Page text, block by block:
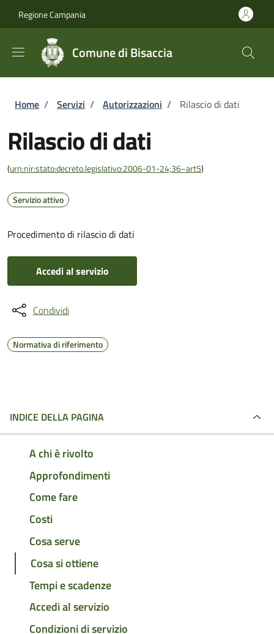
Regione Campania
Comune di Bisaccia
Briciole di pane
Home / Servizi / Autorizzazioni / Rilascio di dati
Rilascio di dati
(urn:nir:stato:decreto.legislativo:2006-01-24;36~art5)
Servizio attivo
Procedimento di rilascio di dati
Accedi al servizio
Condividi
Normativa di riferimento
INDICE DELLA PAGINA
A chi è rivolto
Approfondimenti
Come fare
Costi
Cosa serve
Cosa si ottiene
Tempi e scadenze
Accedi al servizio
Condizioni di servizio